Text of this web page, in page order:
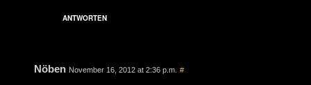
ANTWORTEN
Nöben November 16, 2012 at 2:36 p.m. #